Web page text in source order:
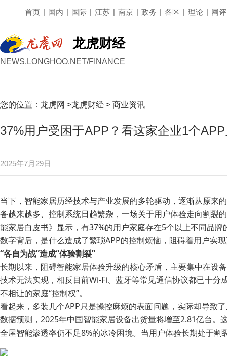
首页 | 国内 | 国际 | 江苏 | 南京 | 政务 | 各区 | 理论 | 网评
龙虎财经
NEWS.LONGHOO.NET/FINANCE
您的位置： 龙虎网 >龙虎财经 > 商业资讯
37%用户受困于APP？看这家企业1个
2025年7月29日
当下，智能家居历经技术与产业发展的多轮驱动，逐渐从原来
备越来越多、控制系统日趋繁杂，一场关于用户体验走向割裂
能家居白皮书》显示，有37%的用户家庭存在5个以上不同品
数字背后，是什么造成了繁琐APP的控制烦恼，阻碍着用户实
“各自为战”造成“体验割裂”
长期以来，阻碍智能家居体验升级的核心矛盾，主要集中在设
技术无法实现，相反目前Wi-Fi、蓝牙等常见通信协议都已十
不相让的家庭“控制权”。
看起来，多装几个APP只是操控麻烦的表面问题，实际却导致
数据预测，2025年中国智能家居设备出货量将增至2.81亿台。
全屋智能渗透率仍不足8%的冰冷困境。当用户体验长期处于割